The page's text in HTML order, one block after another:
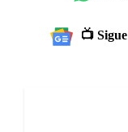
📺